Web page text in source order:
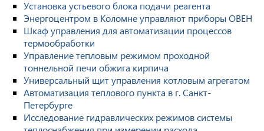
Установка устьевого блока подачи реагента
Энергоцентром в Коломне управляют приборы ОВЕН
Шкаф управления для автоматизации процессов
термообработки
Управление тепловым режимом проходной
тоннельной печи обжига кирпича
Универсальный щит управления котловым агрегатом
Автоматизация теплового пункта в г. Санкт-
Петербурге
Исследование гидравлических режимов системы